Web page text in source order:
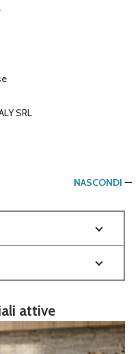
SRL
NASCONDI
attive